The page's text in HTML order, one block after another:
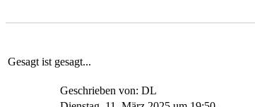
Gesagt ist gesagt...
Geschrieben von: DL